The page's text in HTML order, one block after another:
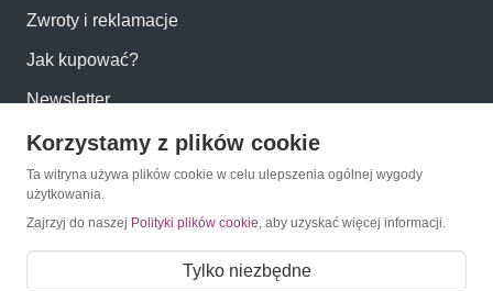
Zwroty i reklamacje
Jak kupować?
Newsletter
Konto
Moje konto
Korzystamy z plików cookie
Ta witryna używa plików cookie w celu ulepszenia ogólnej wygody
użytkowania.
Zajrzyj do naszej Polityki plików cookie, aby uzyskać więcej informacji.
Tylko niezbędne